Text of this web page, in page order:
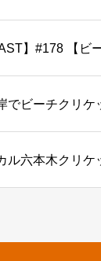
】#178 【ビ
でビーチクリケ
ル六本木クリケ